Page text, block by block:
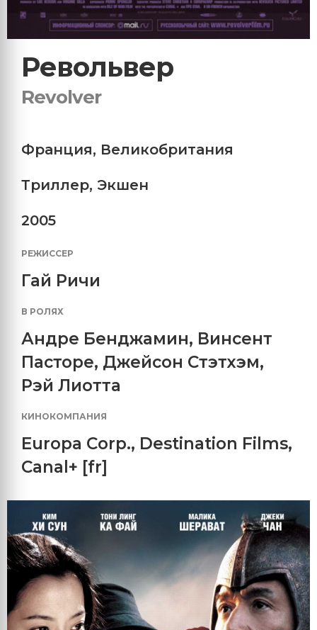
Револьвер
Revolver
Франция, Великобритания
Триллер, Экшен
2005
РЕЖИССЕР
Гай Ричи
В РОЛЯХ
Андре Бенджамин, Винсент
Пасторе, Джейсон Стэтхэм,
Рэй Лиотта
КИНОКОМПАНИЯ
Europa Corp., Destination Films,
Canal+ [fr]